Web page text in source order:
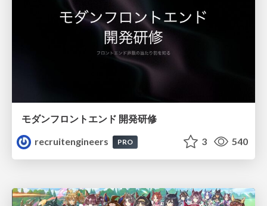
モダンフロントエンド 開発研修
recruitengineers
PRO 3 540